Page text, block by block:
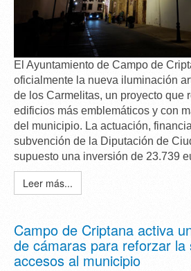
El Ayuntamiento de Campo de
oficialmente la nueva iluminación
de los Carmelitas, un proyecto que
edificios más emblemáticos y con
del municipio. La actuación,
subvención de la Diputación de
supuesto una inversión de 23.739
Leer más...
Campo de Criptana activa
de cámaras para reforzar la
accesos al municipio